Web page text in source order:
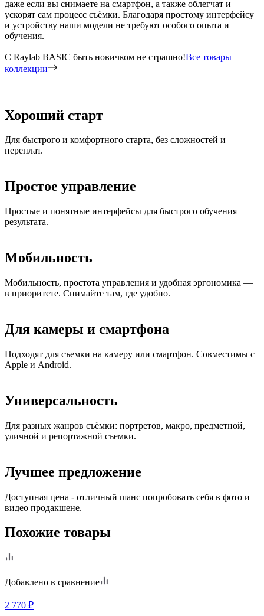
даже если вы снимаете на смартфон, а также облегчат и
ускорят сам процесс съёмки. Благодаря простому интерфейсу
и устройству наши модели не требуют особого опыта и
обучения.
C Raylab BASIC быть новичком не страшно!Все товары
коллекции
Хороший старт
Для быстрого и комфортного старта, без сложностей и
переплат.
Простое управление
Простые и понятные интерфейсы для быстрого обучения
результата.
Мобильность
Мобильность, простота управления и удобная эргономика —
в приоритете. Снимайте там, где удобно.
Для камеры и смартфона
Подходят для съемки на камеру или смартфон. Совместимы с
Apple и Android.
Универсальность
Для разных жанров съёмки: портретов, макро, предметной,
уличной и репортажной съемки.
Лучшее предложение
Доступная цена - отличный шанс попробовать себя в фото и
видео продакшене.
Похожие товары
Добавлено в сравнение
2 770 ₽